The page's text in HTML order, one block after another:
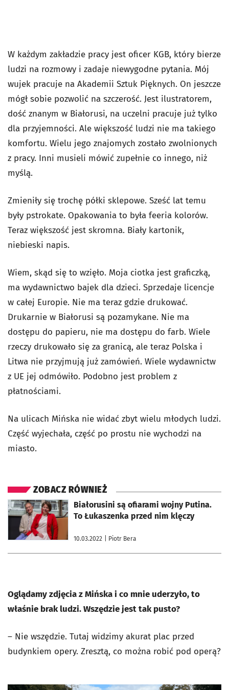
W każdym zakładzie pracy jest oficer KGB, który bierze
ludzi na rozmowy i zadaje niewygodne pytania. Mój
wujek pracuje na Akademii Sztuk Pięknych. On jeszcze
mógł sobie pozwolić na szczerość. Jest ilustratorem,
dość znanym w Białorusi, na uczelni pracuje już tylko
dla przyjemności. Ale większość ludzi nie ma takiego
komfortu. Wielu jego znajomych zostało zwolnionych
z pracy. Inni musieli mówić zupełnie co innego, niż
myślą.
Zmieniły się trochę półki sklepowe. Sześć lat temu
były pstrokate. Opakowania to była feeria kolorów.
Teraz większość jest skromna. Biały kartonik,
niebieski napis.
Wiem, skąd się to wzięło. Moja ciotka jest graficzką,
ma wydawnictwo bajek dla dzieci. Sprzedaje licencje
w całej Europie. Nie ma teraz gdzie drukować.
Drukarnie w Białorusi są pozamykane. Nie ma
dostępu do papieru, nie ma dostępu do farb. Wiele
rzeczy drukowało się za granicą, ale teraz Polska i
Litwa nie przyjmują już zamówień. Wiele wydawnictw
z UE jej odmówiło. Podobno jest problem z
płatnościami.
Na ulicach Mińska nie widać zbyt wielu młodych ludzi.
Część wyjechała, część po prostu nie wychodzi na
miasto.
ZOBACZ RÓWNIEŻ
Białorusini są ofiarami wojny Putina.
To Łukaszenka przed nim klęczy
10.03.2022 | Piotr Bera
otworzy się w nowej karcie
Oglądamy zdjęcia z Mińska i co mnie uderzyło, to
właśnie brak ludzi. Wszędzie jest tak pusto?
– Nie wszędzie. Tutaj widzimy akurat plac przed
budynkiem opery. Zresztą, co można robić pod operą?